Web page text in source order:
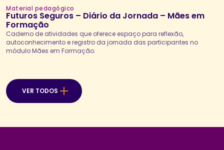
Material pedagógico
Futuros Seguros – Diário da Jornada – Mães em
Formação
Caderno de atividades que oferece espaço para reflexão,
autoconhecimento e registro da jornada das participantes no
módulo Mães em Formação.
VER TODOS